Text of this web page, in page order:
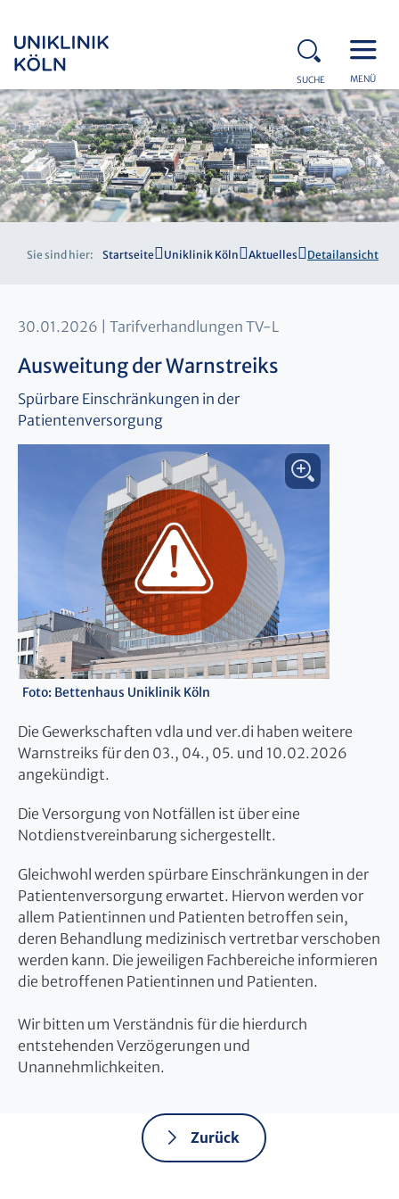
SUCHE MENÜ
Sie sind hier: Startseite Uniklinik Köln Aktuelles Detailansicht
30.01.2026 Tarifverhandlungen TV-L
Ausweitung der Warnstreiks
Spürbare Einschränkungen in der
Patientenversorgung
Foto: Bettenhaus Uniklinik Köln
Die Gewerkschaften vdla und ver.di haben weitere
Warnstreiks für den 03., 04., 05. und 10.02.2026
angekündigt.
Die Versorgung von Notfällen ist über eine
Notdienstvereinbarung sichergestellt.
Gleichwohl werden spürbare Einschränkungen in der
Patientenversorgung erwartet. Hiervon werden vor
allem Patientinnen und Patienten betroffen sein,
deren Behandlung medizinisch vertretbar verschoben
werden kann. Die jeweiligen Fachbereiche informieren
die betroffenen Patientinnen und Patienten.
Wir bitten um Verständnis für die hierdurch
entstehenden Verzögerungen und
Unannehmlichkeiten.
Zurück